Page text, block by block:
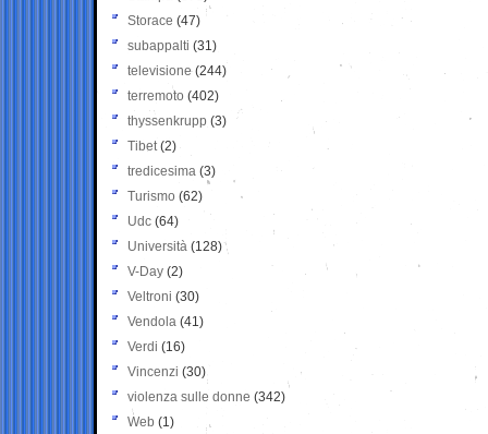
Storace (47)
subappalti (31)
televisione(244)
terremoto (402)
thyssenkrupp (3)
Tibet(2)
tredicesima (3)
Turismo (62)
Udc (64)
Università (128)
V-Day (2)
Veltroni (30)
Vendola (41)
Verdi (16)
Vincenzi (30)
violenza sulle donne (342)
Web (1)